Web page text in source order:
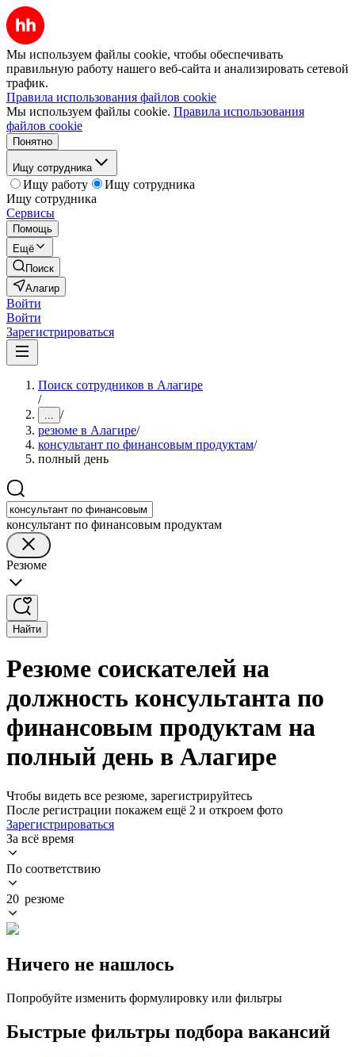
Мы используем файлы cookie, чтобы обеспечивать
правильную работу нашего веб-сайта и анализировать сетевой
трафик.
Правила использования файлов cookie
Мы используем файлы cookie. Правила использования
файлов cookie
Понятно
Ищу сотрудника
Ищу работу
Ищу сотрудника
Ищу сотрудника
Сервисы
Помощь
Ещё
Поиск
Алагир
Войти
Войти
Зарегистрироваться
Поиск сотрудников в Алагире
/
... /
резюме в Алагире/
консультант по финансовым продуктам/
полный день
консультант по финансовым продуктам
Резюме
Найти
Резюме соискателей на
должность консультанта по
финансовым продуктам на
полный день в Алагире
Чтобы видеть все резюме, зарегистрируйтесь
После регистрации покажем ещё 2 и откроем фото
Зарегистрироваться
За всё время
По соответствию
20 резюме
Ничего не нашлось
Попробуйте изменить формулировку или фильтры
Быстрые фильтры подбора вакансий